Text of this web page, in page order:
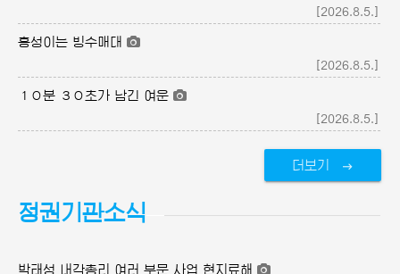
[2026.8.5.]
흥성이는 빙수매대
[2026.8.5.]
１０분 ３０초가 남긴 여운
[2026.8.5.]
더보기
정권기관소식
박태성 내각총리 여러 부문 사업 현지료해